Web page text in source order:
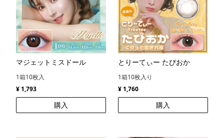
マジェットミスドール
1箱10枚入
¥ 1,793
購入
とりーてぃー たぴおか
1箱10枚入り
¥ 1,760
購入